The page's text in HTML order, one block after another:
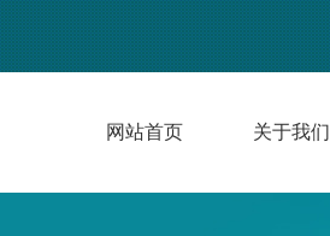
网站首页 关于我们